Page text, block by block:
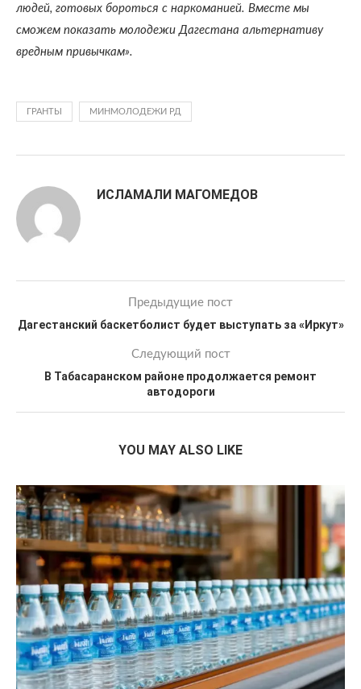
людей, готовых бороться с наркоманией. Вместе мы
сможем показать молодежи Дагестана альтернативу
вредным привычкам».
ГРАНТЫ МИНМОЛОДЕЖИ РД
ИСЛАМАЛИ МАГОМЕДОВ
Предыдущие пост
Дагестанский баскетболист будет выступать за «Иркут»
Следующий пост
В Табасаранском районе продолжается ремонт
автодороги
YOU MAY ALSO LIKE